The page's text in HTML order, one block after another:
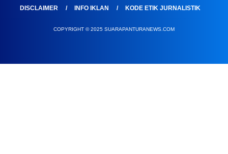
DISCLAIMER
INFO IKLAN KODE ETIK JURNALISTIK
COPYRIGHT © 2025 SUARAPANTURANEWS.COM